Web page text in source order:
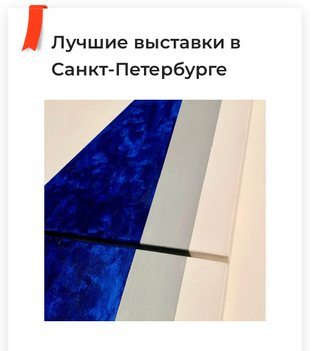
Лучшие выставки в
Санкт-Петербурге